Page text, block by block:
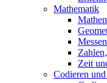
Mathematik
Messen
Zeit
Codieren